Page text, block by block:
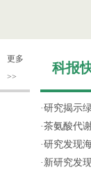
更多
>>
科报
·研究揭示
·茶氨酸代
·研究发现
· 新研究发